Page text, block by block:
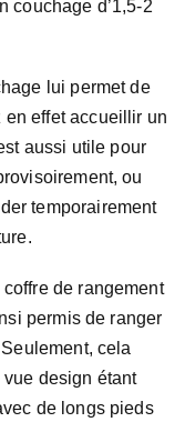
couchage d’1,5-2
lui permet de
effet accueillir un
aussi utile pour
ou
temporairement
de rangement
permis de ranger
cela
vue design étant
de longs pieds